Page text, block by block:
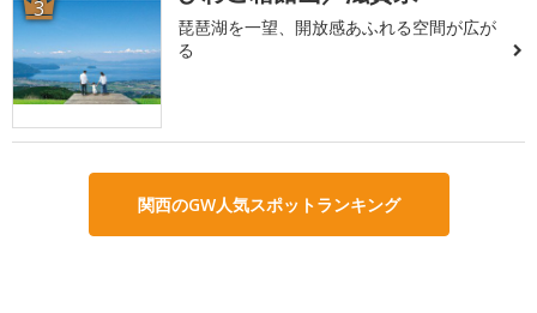
3
琵琶湖を一望、開放感あふれる空間が広が
る
関西のGW人気スポットランキング